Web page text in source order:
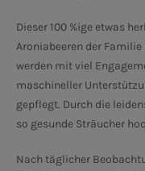
Dieser 100 %ige etwas
Aroniabeeren der
werden mit viel
maschineller
gepflegt. Durch die
so gesunde Sträucher
Nach täglicher